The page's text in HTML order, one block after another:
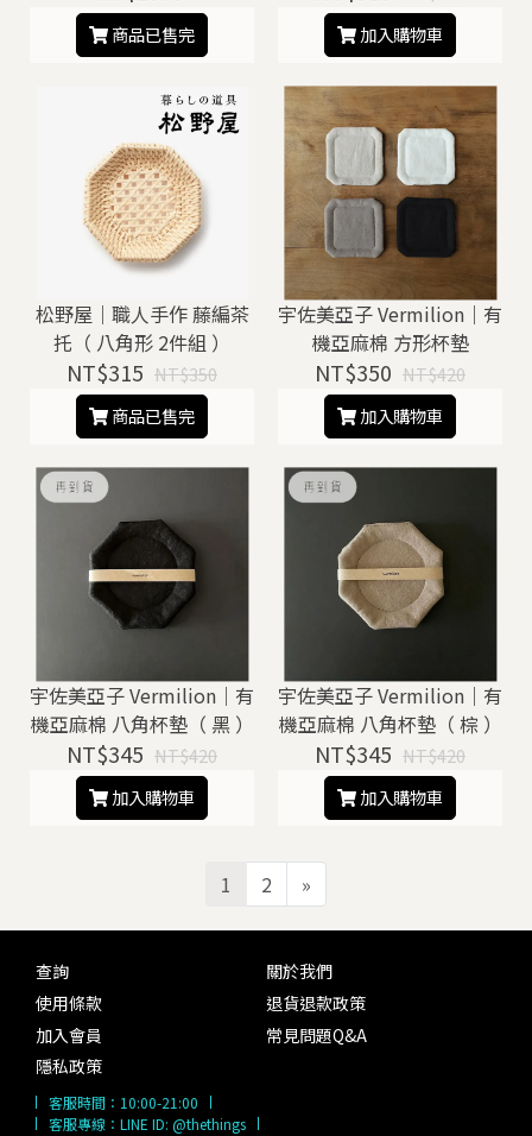
商品已售完
加入購物車
松野屋｜職人手作 藤編茶
托（ 八角形 2件組 ）
NT$315 NT$350
商品已售完
宇佐美亞子 Vermilion｜有
機亞麻棉 方形杯墊
NT$350 NT$420
加入購物車
宇佐美亞子 Vermilion｜有
機亞麻棉 八角杯墊（ 黑 ）
NT$345 NT$420
加入購物車
宇佐美亞子 Vermilion｜有
機亞麻棉 八角杯墊（ 棕 ）
NT$345 NT$420
加入購物車
1 2 »
查詢
關於我們
使用條款
退貨退款政策
加入會員
常見問題Q&A
隱私政策
客服時間： 10:00-21:00
客服專線： LINE ID: @thethings